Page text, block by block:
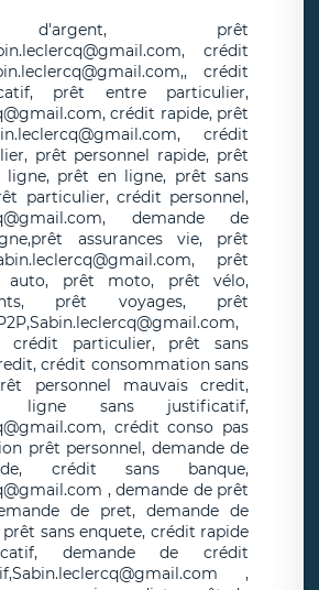
prêt
crédit
crédit
prêt entre particulier,
crédit rapide, prêt
crédit
prêt personnel rapide, prêt
ligne, prêt en ligne, prêt sans
particulier, crédit personnel,
demande de
assurances vie, prêt
prêt
auto, prêt moto, prêt vélo,
prêt voyages, prêt
crédit particulier, prêt sans
crédit consommation sans
personnel mauvais credit,
ligne sans justificatif,
crédit conso pas
prêt personnel, demande de
crédit sans banque,
, demande de prêt
de pret, demande de
sans enquete, crédit rapide
demande de crédit
,